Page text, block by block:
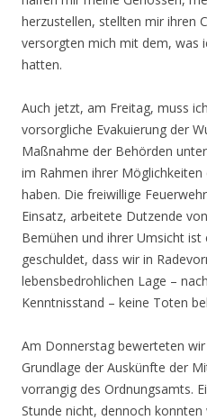
herzustellen, stellten mir ihren
versorgten mich mit dem, was
hatten.
Auch jetzt, am Freitag, muss
vorsorgliche Evakuierung der
Maßnahme der Behörden
im Rahmen ihrer
haben. Die freiwillige
Einsatz, arbeitete Dutzende
Bemühen und ihrer Umsicht ist
geschuldet, dass wir in
lebensbedrohlichen Lage –
Kenntnisstand – keine Toten
Am Donnerstag bewerteten
Grundlage der Auskünfte der
vorrangig des Ordnungsamts.
Stunde nicht, dennoch